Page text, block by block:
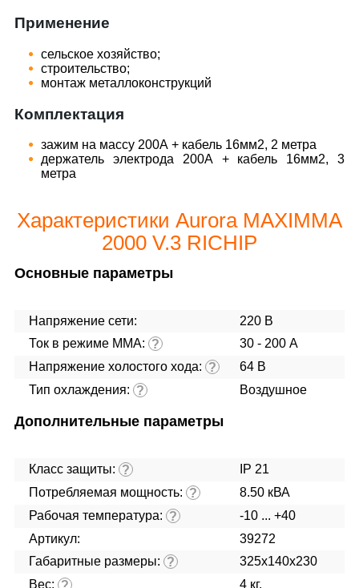
Применение
сельское хозяйство;
строительство;
монтаж металлоконструкций
Комплектация
зажим на массу 200А + кабель 16мм2, 2 метра
держатель электрода 200А + кабель 16мм2, 3
метра
Характеристики Aurora MAXIMMA
2000 V.3 RICHIP
Основные параметры
Напряжение сети:
220 В
Ток в режиме ММА: ?
30 - 200 А
Напряжение холостого хода: ?
64 В
Тип охлаждения: ? Воздушное
Дополнительные параметры
Класс защиты: ?
IP 21
Потребляемая мощность: ?
8.50 кВА
Рабочая температура: ?
-10 ... +40
Артикул:
39272
Габаритные размеры: ?
325х140х230
Вес:
4 кг.